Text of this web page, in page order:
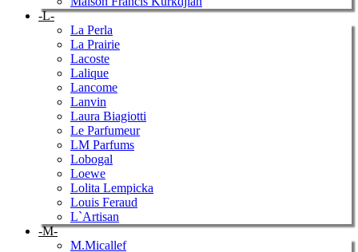
-L-
La Perla
La Prairie
Lacoste
Lalique
Lancome
Lanvin
Laura Biagiotti
Le Parfumeur
LM Parfums
Lobogal
Loewe
Lolita Lempicka
Louis Feraud
L`Artisan
-M-
M.Micallef